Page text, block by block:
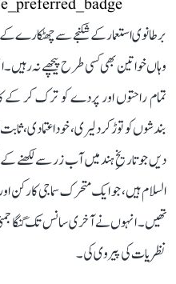
برطانوی استعمار کے شکنجے سے چھٹکارے
وہاں خواتین بھی کسی طرح پیچھے نہ
تمام راحتوں اور پردے کو ترک کر کے
بندشوں کو توڑ کر دلیری، خود اعتمادی،
دیں جو تاریخِ ہند میں آب زر سے لکھنے
السلام ہیں، جو ایک متحرک سماجی کارکن
تھیں۔ انہوں نے آخری سانس تک گنگا
نظریات کی پیروی کی۔